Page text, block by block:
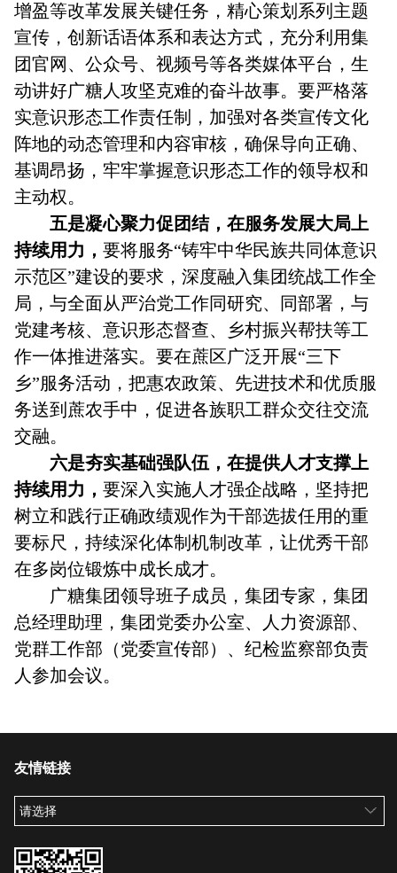
增盈等改革发展关键任务，精心策划系列主题
宣传，创新话语体系和表达方式，充分利用集
团官网、公众号、视频号等各类媒体平台，生
动讲好广糖人攻坚克难的奋斗故事。要严格落
实意识形态工作责任制，加强对各类宣传文化
阵地的动态管理和内容审核，确保导向正确、
基调昂扬，牢牢掌握意识形态工作的领导权和
主动权。
五是凝心聚力促团结，在服务发展大局上
持续用力， 要将服务“铸牢中华民族共同体意识
示范区”建设的要求，深度融入集团统战工作全
局，与全面从严治党工作同研究、同部署，与
党建考核、意识形态督查、乡村振兴帮扶等工
作一体推进落实。要在蔗区广泛开展“三下
乡”服务活动，把惠农政策、先进技术和优质服
务送到蔗农手中，促进各族职工群众交往交流
交融。
六是夯实基础强队伍，在提供人才支撑上
持续用力， 要深入实施人才强企战略，坚持把
树立和践行正确政绩观作为干部选拔任用的重
要标尺，持续深化体制机制改革，让优秀干部
在多岗位锻炼中成长成才。
广糖集团领导班子成员，集团专家，集团
总经理助理，集团党委办公室、人力资源部、
党群工作部（党委宣传部）、纪检监察部负责
人参加会议。
友情链接
请选择